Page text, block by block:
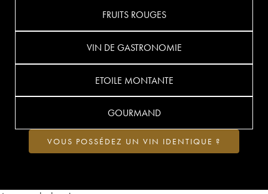
FRUITS ROUGES
VIN DE GASTRONOMIE
ETOILE MONTANTE
GOURMAND
VOUS POSSÉDEZ UN VIN IDENTIQUE ?